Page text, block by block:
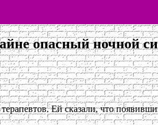
опасный ночной
Ей сказали, что